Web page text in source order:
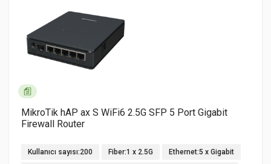
MikroTik hAP ax S WiFi6 2.5G SFP 5 Port Gigabit
Firewall Router
Kullanıcı sayısı:200 Fiber:1 x 2.5G Ethernet:5 x Gigabit